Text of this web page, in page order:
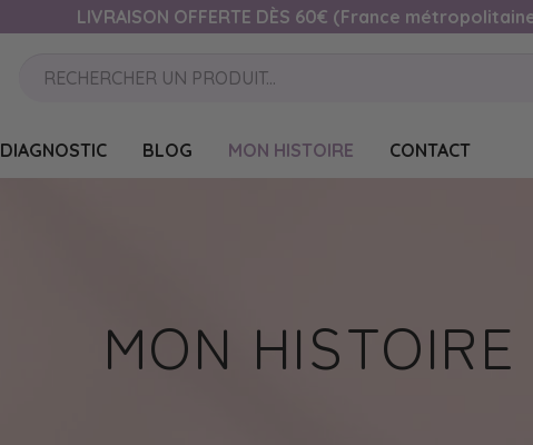
LIVRAISON OFFERTE DÈS 60€ (France
DIAGNOSTIC BLOG MON HISTOIRE CONTACT
MON HISTOIRE